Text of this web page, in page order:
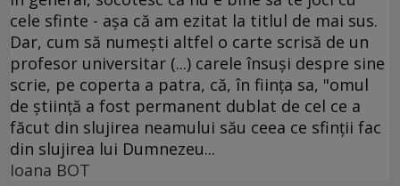
cele sfinte - aşa că am ezitat la titlul de mai sus.
Dar, cum să numeşti altfel o carte scrisă de un
profesor universitar (...) carele însuşi despre sine
scrie, pe coperta a patra, că, în fiinţa sa, "omul
de ştiinţă a fost permanent dublat de cel ce a
făcut din slujirea neamului său ceea ce sfinţii fac
din slujirea lui Dumnezeu...
Ioana BOT